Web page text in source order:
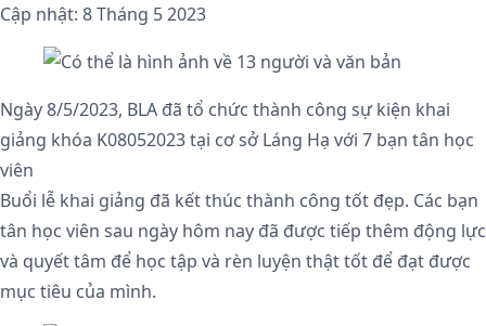
Cập nhật: 8 Tháng 5 2023
Ngày 8/5/2023, BLA đã tổ chức thành công sự kiện khai
giảng khóa K08052023 tại cơ sở Láng Hạ với 7 bạn tân học
viên
Buổi lễ khai giảng đã kết thúc thành công tốt đẹp. Các bạn
tân học viên sau ngày hôm nay đã được tiếp thêm động lực
và quyết tâm để học tập và rèn luyện thật tốt để đạt được
mục tiêu của mình.